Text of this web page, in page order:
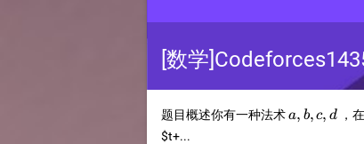
[数学
题目概述你有一种法术a,b,c,d
a, b, c, d ，
$t+...